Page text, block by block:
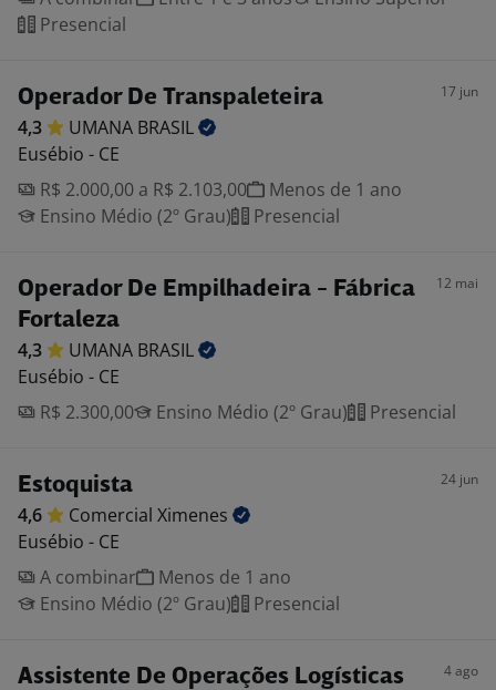
Presencial
Operador De Transpaleteira 17 jun
4,3 UMANA BRASIL
Eusébio - CE
R$ 2.000,00 a R$ 2.103,00
Menos de 1 ano
Ensino Médio (2º Grau)
Presencial
Operador De Empilhadeira - Fábrica
Fortaleza
12 mai
4,3 UMANA BRASIL
Eusébio - CE
R$ 2.300,00
Ensino Médio (2º Grau) Presencial
Estoquista 24 jun
4,6 Comercial Ximenes
Eusébio - CE
A combinar
Menos de 1 ano
Ensino Médio (2º Grau)
Presencial
Assistente De Operações Logísticas 4 ago